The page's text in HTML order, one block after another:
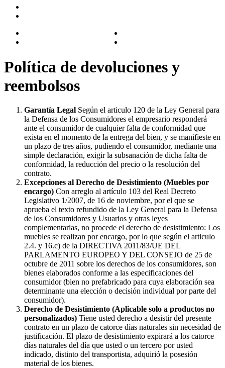
Política de devoluciones y
reembolsos
Garantía Legal Según el articulo 120 de la Ley General para
la Defensa de los Consumidores el empresario responderá
ante el consumidor de cualquier falta de conformidad que
exista en el momento de la entrega del bien, y se manifieste en
un plazo de tres años, pudiendo el consumidor, mediante una
simple declaración, exigir la subsanación de dicha falta de
conformidad, la reducción del precio o la resolución del
contrato.
Excepciones al Derecho de Desistimiento (Muebles por
encargo) Con arreglo al artículo 103 del Real Decreto
Legislativo 1/2007, de 16 de noviembre, por el que se
aprueba el texto refundido de la Ley General para la Defensa
de los Consumidores y Usuarios y otras leyes
complementarias, no procede el derecho de desistimiento: Los
muebles se realizan por encargo, por lo que según el articulo
2.4. y 16.c) de la DIRECTIVA 2011/83/UE DEL
PARLAMENTO EUROPEO Y DEL CONSEJO de 25 de
octubre de 2011 sobre los derechos de los consumidores, son
bienes elaborados conforme a las especificaciones del
consumidor (bien no prefabricado para cuya elaboración sea
determinante una elección o decisión individual por parte del
consumidor).
Derecho de Desistimiento (Aplicable solo a productos no
personalizados) Tiene usted derecho a desistir del presente
contrato en un plazo de catorce días naturales sin necesidad de
justificación. El plazo de desistimiento expirará a los catorce
días naturales del día que usted o un tercero por usted
indicado, distinto del transportista, adquirió la posesión
material de los bienes.